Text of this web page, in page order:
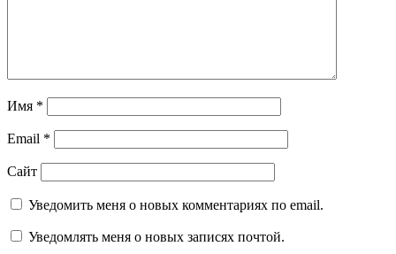
Имя *
Email *
Сайт
Уведомить меня о новых комментариях по email.
Уведомлять меня о новых записях почтой.